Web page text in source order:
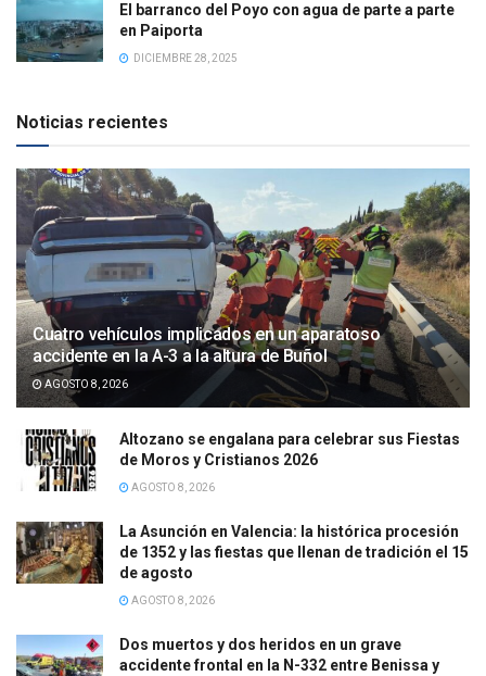
El barranco del Poyo con agua de parte a parte
en Paiporta
DICIEMBRE 28, 2025
Noticias recientes
Cuatro vehículos implicados en un aparatoso
accidente en la A-3 a la altura de Buñol
AGOSTO 8, 2026
Altozano se engalana para celebrar sus Fiestas
de Moros y Cristianos 2026
AGOSTO 8, 2026
La Asunción en Valencia: la histórica procesión
de 1352 y las fiestas que llenan de tradición el 15
de agosto
AGOSTO 8, 2026
Dos muertos y dos heridos en un grave
accidente frontal en la N-332 entre Benissa y